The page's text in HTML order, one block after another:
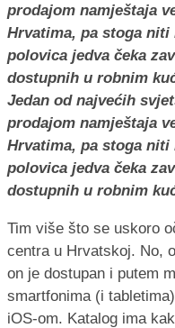
Jedan od najvećih
prodajom namještaja
Hrvatima, pa stoga
polovica jedva čeka
dostupnih u robnim
Tim više što se uskoro
centra u Hrvatskoj. No,
on je dostupan i putem
smartfonima (i
iOS-om. Katalog ima